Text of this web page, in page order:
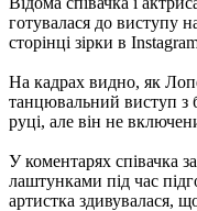
готувалася до виступу
сторінці зірки в
На кадрах видно, як
танцювальний виступ з
руці, але він не
У коментарях співачка
лаштунками під час
артистка здивувалася,